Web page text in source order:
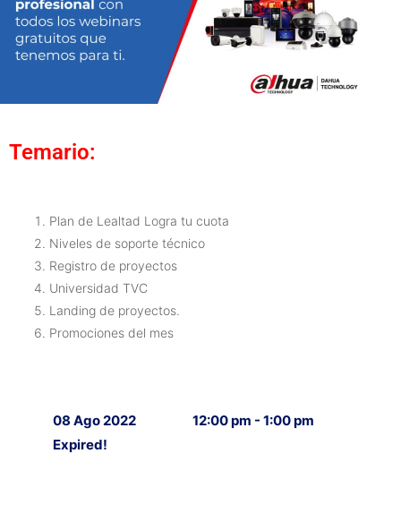
Temario:
Plan de Lealtad Logra tu cuota
Niveles de soporte técnico
Registro de proyectos
Universidad TVC
Landing de proyectos.
Promociones del mes
08 Ago 2022
Expired!
12:00 pm - 1:00 pm